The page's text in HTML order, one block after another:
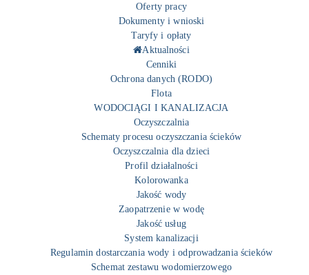
Oferty pracy
Dokumenty i wnioski
Taryfy i opłaty
Aktualności
Cenniki
Ochrona danych (RODO)
Flota
WODOCIĄGI I KANALIZACJA
Oczyszczalnia
Schematy procesu oczyszczania ścieków
Oczyszczalnia dla dzieci
Profil działalności
Kolorowanka
Jakość wody
Zaopatrzenie w wodę
Jakość usług
System kanalizacji
Regulamin dostarczania wody i odprowadzania ścieków
Schemat zestawu wodomierzowego